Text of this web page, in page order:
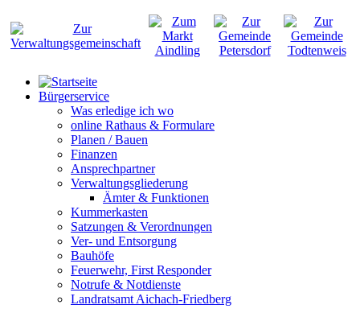
Bürgerservice
Was erledige ich wo
online Rathaus & Formulare
Planen / Bauen
Finanzen
Ansprechpartner
Verwaltungsgliederung
Ämter & Funktionen
Kummerkasten
Satzungen & Verordnungen
Ver- und Entsorgung
Bauhöfe
Feuerwehr, First Responder
Notrufe & Notdienste
Landratsamt Aichach-Friedberg